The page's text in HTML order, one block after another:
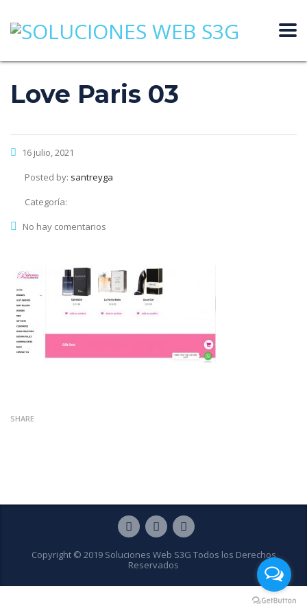
Love Paris 03
16 julio, 2021
Posted by: santreyga
Categoría:
No hay comentarios
SHARE
Copyright © 2019 Soluciones Web S3G Todos los Derechos
Reservados